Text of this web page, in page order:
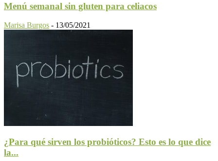
Menú semanal sin gluten para celiacos
Marisa Burgos - 13/05/2021
¿Para qué sirven los probióticos? Esto es lo que dice
la...